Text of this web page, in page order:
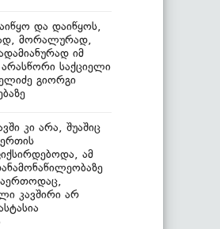
და დაიწყოს,
მორალურად,
იმ
არასწორი საქციელი
გიორგი
კი არა, შუაშიც
ამ
კავშირი არ